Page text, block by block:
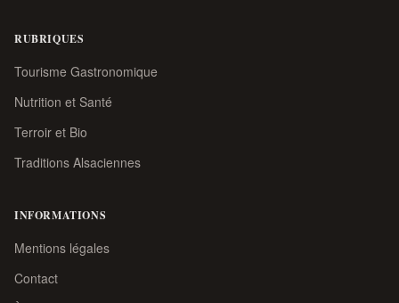
RUBRIQUES
Tourisme Gastronomique
Nutrition et Santé
Terroir et Bio
Traditions Alsaciennes
INFORMATIONS
Mentions légales
Contact